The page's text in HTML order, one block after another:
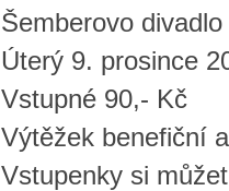
Šemberovo
Úterý 9. prosince
Vstupné 90,- Kč
Výtěžek benefiční
Vstupenky si